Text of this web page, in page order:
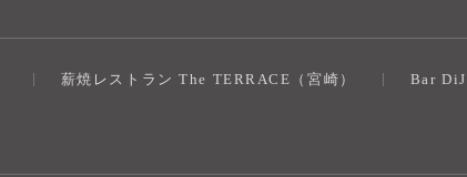
薪焼レストラン The TERRACE（宮崎） Bar